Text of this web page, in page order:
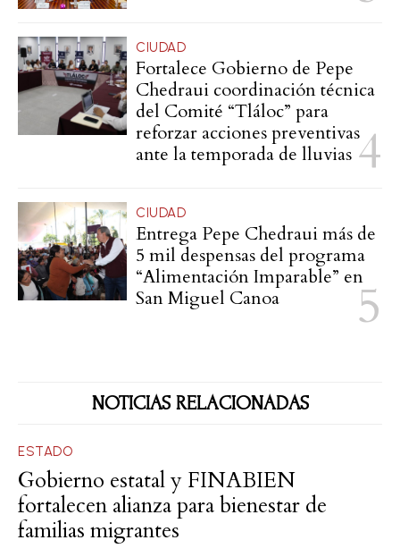
CIUDAD
Fortalece Gobierno de Pepe
Chedraui coordinación técnica
del Comité “Tláloc” para
reforzar acciones preventivas
ante la temporada de lluvias
CIUDAD
Entrega Pepe Chedraui más de
5 mil despensas del programa
“Alimentación Imparable” en
San Miguel Canoa
NOTICIAS RELACIONADAS
ESTADO
Gobierno estatal y FINABIEN
fortalecen alianza para bienestar de
familias migrantes